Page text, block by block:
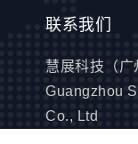
联系我们
慧展科技（广
Guangzhou
Co., Ltd